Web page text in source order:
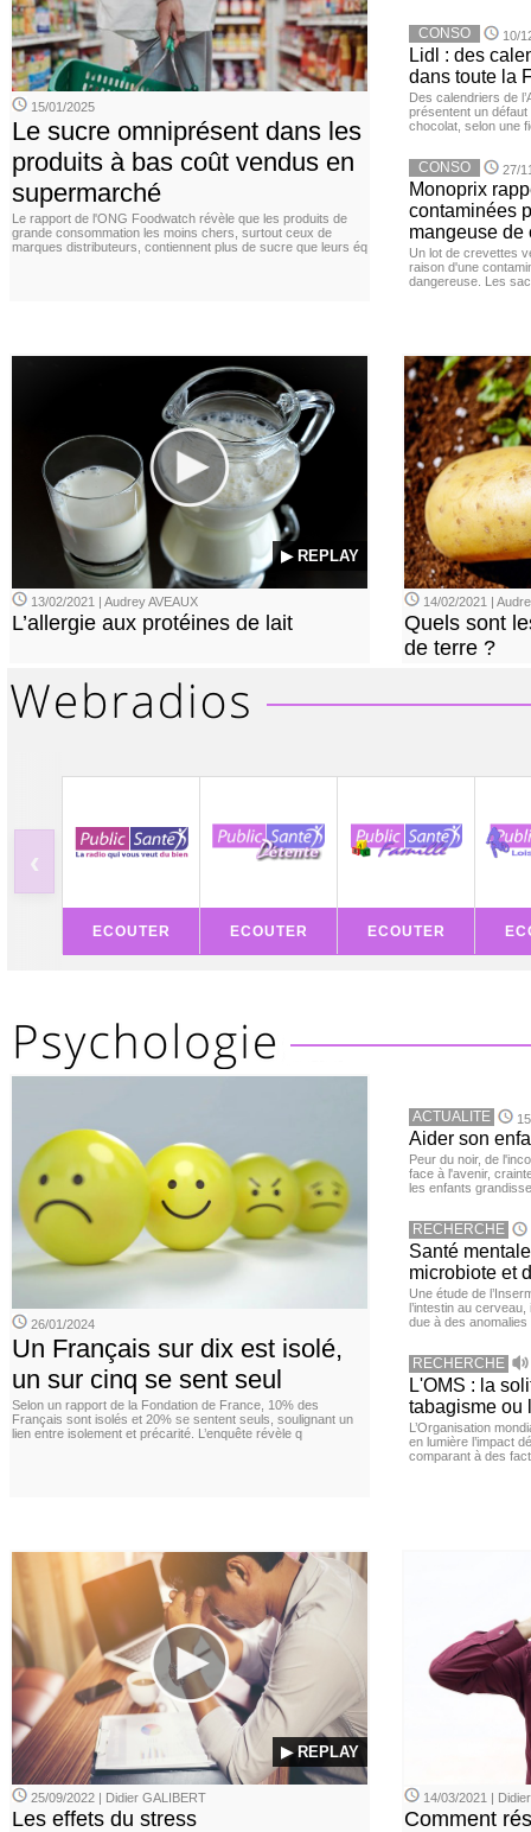
15/01/2025
Le sucre omniprésent dans les
produits à bas coût vendus en
supermarché
Le rapport de l'ONG Foodwatch révèle que les produits de
grande consommation les moins chers, surtout ceux de
marques distributeurs, contiennent plus de sucre que leurs éq
CONSO 10/
Lidl : des
dans toute la
Des calendriers de
présentent un défaut
chocolat, selon une
CONSO 27/
Monoprix
contaminées
mangeuse de
Un lot de crevettes
raison d'une
dangereuse. Les
▶ REPLAY
13/02/2021 | Audrey AVEAUX
L’allergie aux protéines de lait
14/02/2021 |
Quels sont
de terre ?
‹
ECOUTER ECOUTER ECOUTER
26/01/2024
Un Français sur dix est isolé,
un sur cinq se sent seul
Selon un rapport de la Fondation de France, 10% des
Français sont isolés et 20% se sentent seuls, soulignant un
lien entre isolement et précarité. L’enquête révèle q
ACTUALITE
Aider son
Peur du noir, de
face à l'avenir,
les enfants
RECHERCHE
Santé
microbiote et
Une étude de
l’intestin au
due à des
RECHERCHE
L'OMS : la
tabagisme ou
L’Organisation
en lumière l’impact
comparant à des
▶ REPLAY
25/09/2022 | Didier GALIBERT
Les effets du stress
14/03/2021 |
Comment